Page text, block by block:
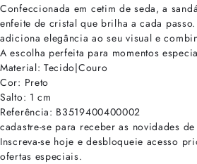
Confeccionada em cetim de seda, a
enfeite de cristal que brilha a cada
adiciona elegância ao seu visual e
A escolha perfeita para momentos
Material: Tecido|Couro
Cor: Preto
Salto: 1 cm
Referência: B3519400400002
cadastre-se para receber as novidades
Inscreva-se hoje e desbloqueie acesso
ofertas especiais.